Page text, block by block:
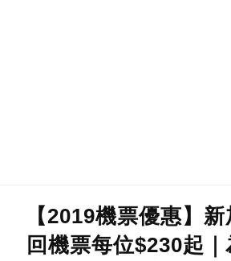
【2019機票優惠】
回機票每位$230起